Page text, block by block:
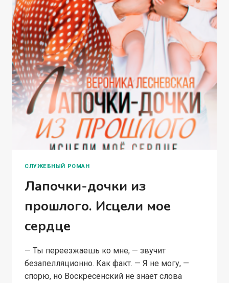
СЛУЖЕБНЫЙ РОМАН
Лапочки-дочки из
прошлого. Исцели мое
сердце
— Ты переезжаешь ко мне, — звучит
безапелляционно. Как факт. — Я не могу, —
спорю, но Воскресенский не знает слова